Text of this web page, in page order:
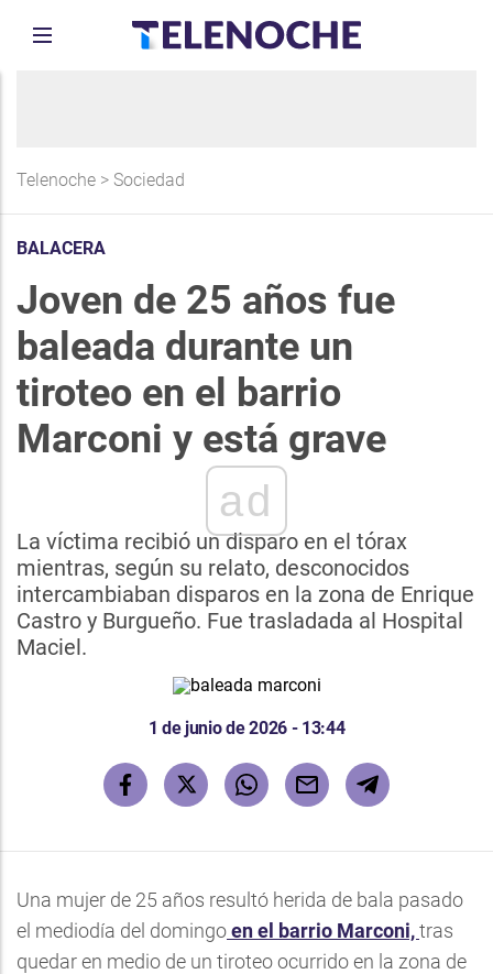
Telenoche > Sociedad
BALACERA
Joven de 25 años fue
baleada durante un
tiroteo en el barrio
Marconi y está grave
ad
La víctima recibió un disparo en el tórax
mientras, según su relato, desconocidos
intercambiaban disparos en la zona de Enrique
Castro y Burgueño. Fue trasladada al Hospital
Maciel.
1 de junio de 2026 - 13:44
Una mujer de 25 años resultó herida de bala pasado
el mediodía del domingoen el barrio Marconi,tras
quedar en medio de un tiroteo ocurrido en la zona de